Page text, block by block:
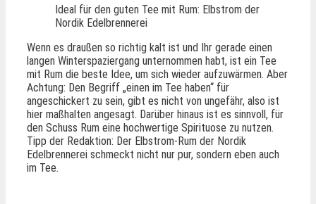
Ideal für den guten Tee mit Rum: Elbstrom der
Nordik Edelbrennerei
Wenn es draußen so richtig kalt ist und Ihr gerade einen
langen Winterspaziergang unternommen habt, ist ein Tee
mit Rum die beste Idee, um sich wieder aufzuwärmen. Aber
Achtung: Den Begriff „einen im Tee haben“ für
angeschickert zu sein, gibt es nicht von ungefähr, also ist
hier maßhalten angesagt. Darüber hinaus ist es sinnvoll, für
den Schuss Rum eine hochwertige Spirituose zu nutzen.
Tipp der Redaktion: Der Elbstrom-Rum der Nordik
Edelbrennerei schmeckt nicht nur pur, sondern eben auch
im Tee.